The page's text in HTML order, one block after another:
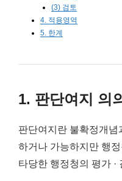
(3) 검토
4. 적용영역
5. 한계
1. 판단여지 의
판단여지란 불확정개
하거나 가능하지만 행
타당한 행정청의 평가 ·